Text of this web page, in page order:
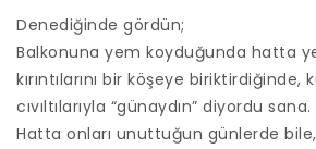
Denediğinde gördün;
Balkonuna yem koyduğunda hatta
kırıntılarını bir köşeye biriktirdiğinde,
cıvıltılarıyla “günaydın” diyordu sana.
Hatta onları unuttuğun günlerde bile,